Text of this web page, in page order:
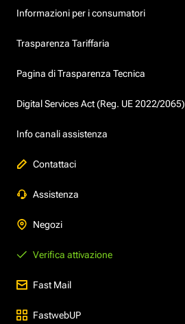
Informazioni per i consumatori
Trasparenza Tariffaria
Pagina di Trasparenza Tecnica
Digital Services Act (Reg. UE 2022/2065)
Info canali assistenza
Contattaci
Assistenza
Negozi
Verifica attivazione
Fast Mail
FastwebUP